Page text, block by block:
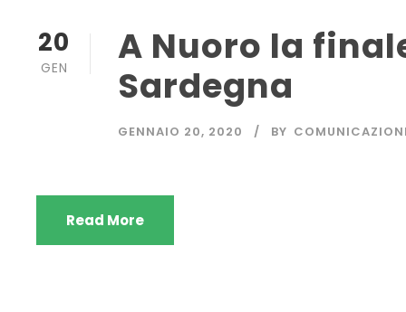
20
GEN
A Nuoro la
Sardegna
GENNAIO 20, 2020 BY
Read More